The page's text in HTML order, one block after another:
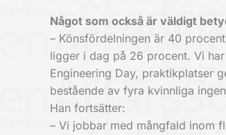
Något som också är väldigt
– Könsfördelningen är 40
ligger i dag på 26 procent. Vi
Engineering Day, praktikplatser
bestående av fyra kvinnliga
Han fortsätter:
– Vi jobbar med mångfald inom